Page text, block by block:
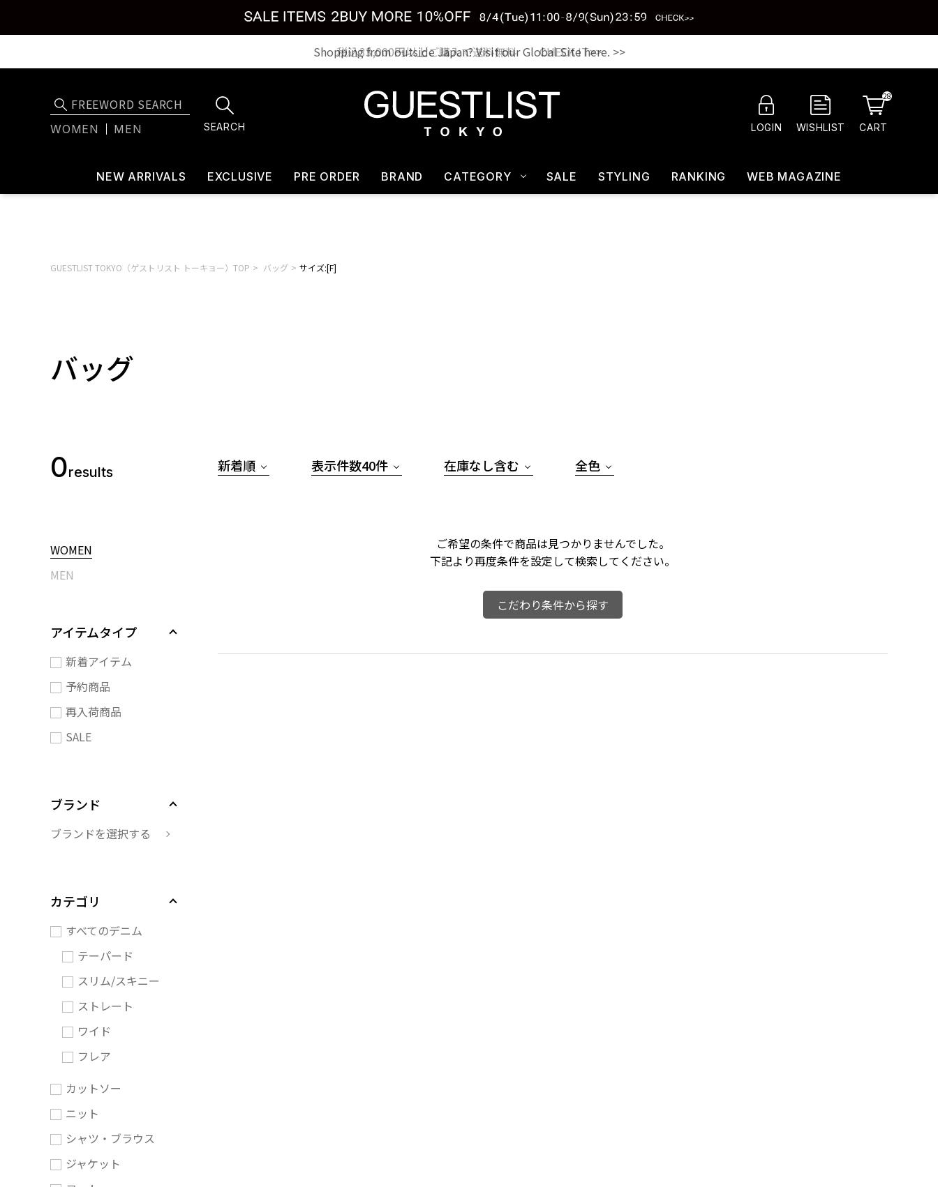
税込33,000円以上ご購入で送料無料 CHECK IT>>
WOMEN MEN SEARCH LOGIN WISHLIST CART
28
NEW ARRIVALS EXCLUSIVE PRE ORDER BRAND CATEGORY SALE STYLING RANKING WEB MAGAZINE
GUESTLIST TOKYO（ゲストリスト トーキョー）TOP バッグ サイズ:[F]
バッグ
0results
WOMEN
MEN
アイテムタイプ
新着アイテム
予約商品
再入荷商品
SALE
ブランド
ブランドを選択する
カテゴリ
すべてのデニム
テーパード
スリム/スキニー
ストレート
ワイド
フレア
カットソー
ニット
シャツ・ブラウス
ジャケット
新着順 表示件数40件 在庫なし含む 全色
ご希望の条件で商品は見つかりませんでした。
下記より再度条件を設定して検索してください。
こだわり条件から探す